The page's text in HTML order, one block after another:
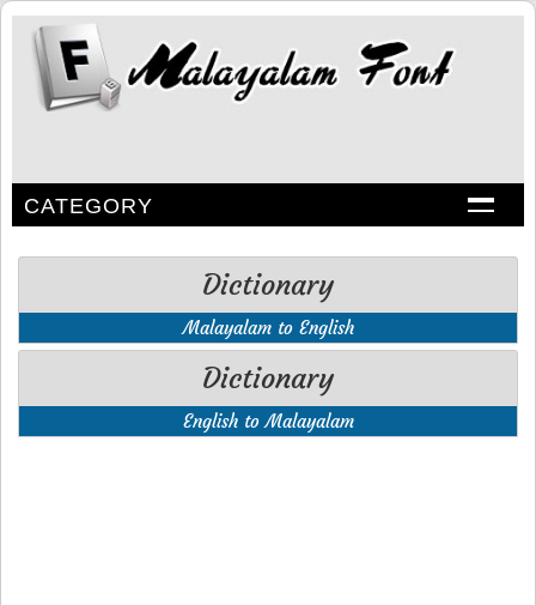
CATEGORY
Dictionary
Malayalam to English
Dictionary
English to Malayalam